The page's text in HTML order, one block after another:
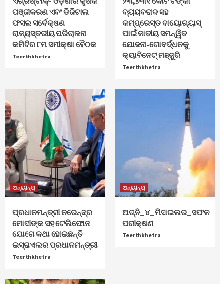
ପଞ୍ଜୀକରଣ ଏବଂ ଡିଜିଟାଲ
ଫସଲ ସର୍ବେକ୍ଷଣ
ରାଜ୍ୟସ୍ତରୀୟ ପରିଚାଳନା
କମିଟିର ୮ମ ସମୀକ୍ଷା ବୈଠକ
Teerthkhetra
ବ୍ୟୟବରାଦ ସହ
କମ୍ପ୍ରେସ୍ଡ ବାୟୋଗ୍ୟାସ୍
ପାଇଁ ଜାତୀୟ ସମନ୍ୱିତ
ଯୋଜନା-ଗୋବର୍ଦ୍ଧନକୁ
କ୍ୟାବିନେଟ୍‌ ମଞ୍ଜୁରି
Teerthkhetra
ଅନ୍ୟାନ୍ୟ
ପ୍ରଧାନମନ୍ତ୍ରୀ ନରେନ୍ଦ୍ର
ମୋଦୀଙ୍କ ସହ ଟେଲିଫୋନ
ଯୋଗେ କଥା ହୋଇଛନ୍ତି
ଇସ୍ରାଏଲର ପ୍ରଧାନମନ୍ତ୍ରୀ
Teerthkhetra
ଅନ୍ୟାନ୍ୟ
ଅଗ୍ନି_୪_ମିସାଇଲର_ସଫଳ
ପରୀକ୍ଷଣ
Teerthkhetra